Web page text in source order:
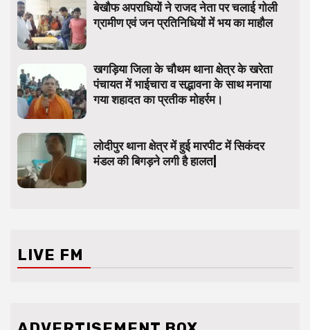
बेखौफ अपराधियों ने राजद नेता पर चलाई गोली
ग्रामीण एवं जन प्रतिनिधियों में भय का माहौल
खगड़िया जिला के चौथम थाना क्षेत्र के खरेता
पंचायत में भाईचारा व सद्भावना के साथ मनाया
गया शहादत का प्रतीक मोहर्रम।
लोदीपुर थाना क्षेत्र में हुई मारपीट में सिकंदर
मंडल की बिगड़ने लगी है हालत|
LIVE FM